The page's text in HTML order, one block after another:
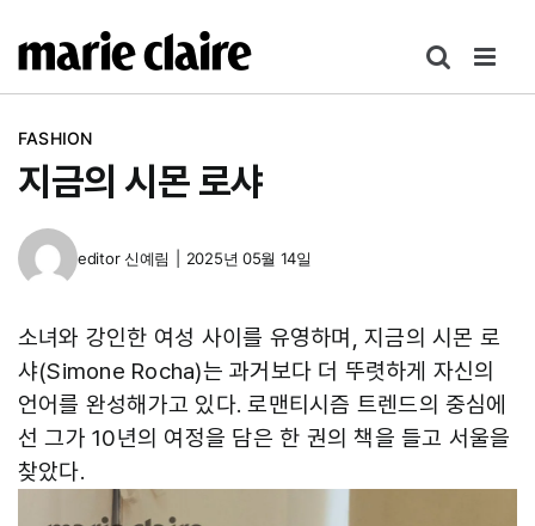
텐
FASHION
지금의 시몬 로샤
editor신예림 2025년 05월 14일
소녀와 강인한 여성 사이를 유영하며, 지금의 시몬 로
샤(Simone Rocha)는 과거보다 더 뚜렷하게 자신의
언어를 완성해가고 있다. 로맨티시즘 트렌드의 중심에
선 그가 10년의 여정을 담은 한 권의 책을 들고 서울을
찾았다.